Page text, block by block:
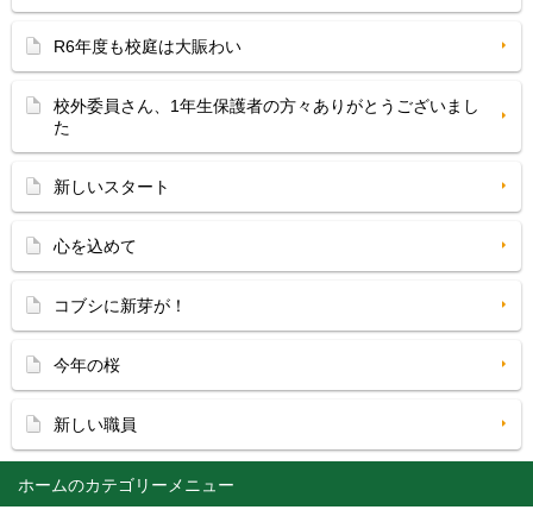
ホーム
R6年度も校庭は大賑わい
校外委員さん、1年生保護者の方々ありがとうございまし
た
新しいスタート
心を込めて
コブシに新芽が！
今年の桜
新しい職員